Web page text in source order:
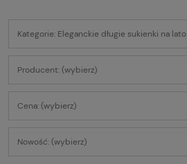
Kategorie: Eleganckie długie sukienki na lato
Producent: (wybierz)
Cena: (wybierz)
Nowość: (wybierz)